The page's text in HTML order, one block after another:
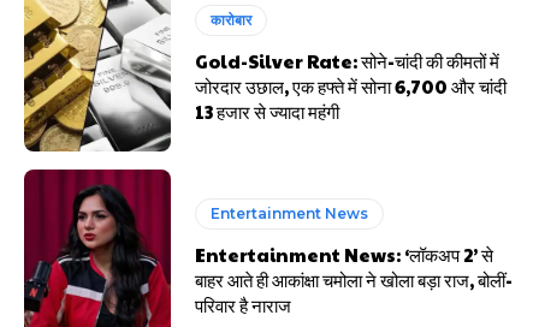
कारोबार
Gold-Silver Rate: सोने-चांदी की कीमतों में
जोरदार उछाल, एक हफ्ते में सोना ₹6,700 और चांदी
₹13 हजार से ज्यादा महंगी
Entertainment News
Entertainment News: ‘लॉकअप 2’ से
बाहर आते ही आकांक्षा चमोला ने खोला बड़ा राज, बोलीं-
परिवार है नाराज